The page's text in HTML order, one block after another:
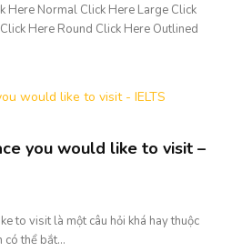
Here Normal Click Here Large Click
Here Round Click Here Outlined
you would like to visit –
to visit là một câu hỏi khá hay thuộc
thể bắt...